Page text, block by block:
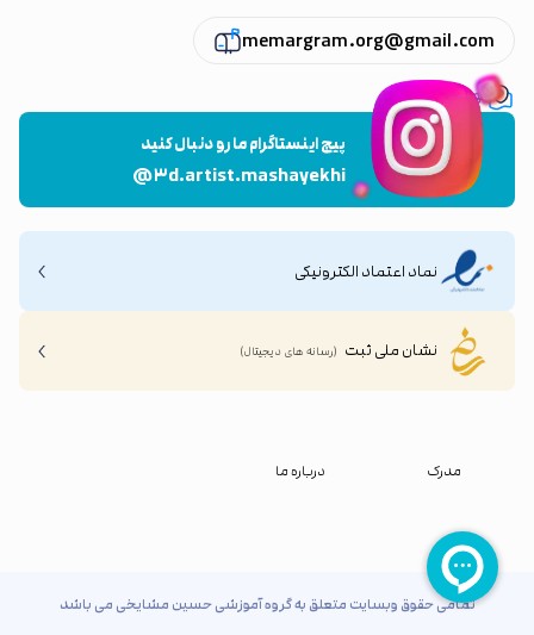
memargram.org@gmail.com
تهران ، پاسداران
پیج اینستاگرام ما رو دنبال کنید
@۳d.artist.mashayekhi
نماد اعتماد الکترونیکی
نشان ملی ثبت (رسانه های دیجیتال)
مدرک درباره ما
تمامی حقوق وبسایت متعلق به گروه آموزشی حسین مشایخی می باشد